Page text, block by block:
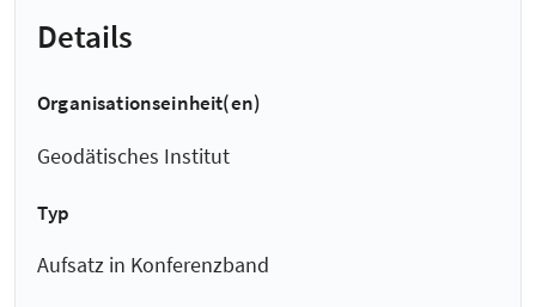
Details
Organisationseinheit(en)
Geodätisches Institut
Typ
Aufsatz in Konferenzband